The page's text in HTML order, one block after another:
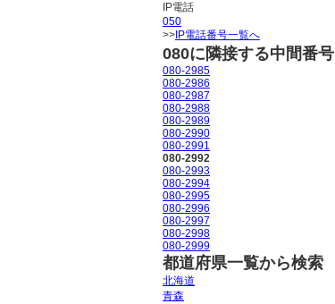
IP電話
050
>> IP電話番号一覧へ
080に隣接する中間番号
080-2985
080-2986
080-2987
080-2988
080-2989
080-2990
080-2991
080-2992
080-2993
080-2994
080-2995
080-2996
080-2997
080-2998
080-2999
都道府県一覧から検索
北海道
青森